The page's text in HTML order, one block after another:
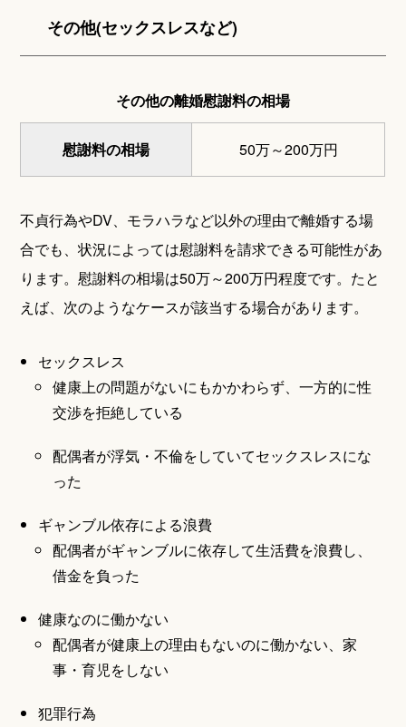
その他(セックスレスなど)
その他の離婚慰謝料の相場
慰謝料の相場 50万～200万円
不貞行為やDV、モラハラなど以外の理由で離婚する場
合でも、状況によっては慰謝料を請求できる可能性があ
ります。慰謝料の相場は50万～200万円程度です。たと
えば、次のようなケースが該当する場合があります。
セックスレス
健康上の問題がないにもかかわらず、一方的に性
交渉を拒絶している
配偶者が浮気・不倫をしていてセックスレスにな
った
ギャンブル依存による浪費
配偶者がギャンブルに依存して生活費を浪費し、
借金を負った
健康なのに働かない
配偶者が健康上の理由もないのに働かない、家
事・育児をしない
犯罪行為